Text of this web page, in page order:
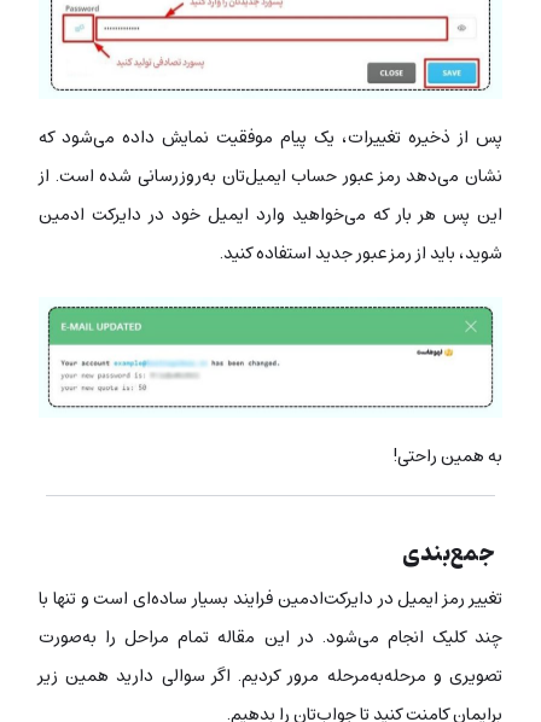
پس از ذخیره تغییرات، یک پیام موفقیت نمایش داده می‌شود که
نشان می‌دهد رمز عبور حساب ایمیل‌تان به‌روزرسانی شده است. از
این پس هر بار که می‌خواهید وارد ایمیل خود در دایرکت ادمین
شوید، باید از رمز عبور جدید استفاده کنید.
به همین راحتی!
جمع‌بندی
تغییر رمز ایمیل در دایرکت‌ادمین فرایند بسیار ساده‌ای است و تنها با
چند کلیک انجام می‌شود. در این مقاله تمام مراحل را به‌صورت
تصویری و مرحله‌به‌مرحله مرور کردیم. اگر سوالی دارید همین زیر
برایمان کامنت کنید تا جواب‌تان را بدهیم.